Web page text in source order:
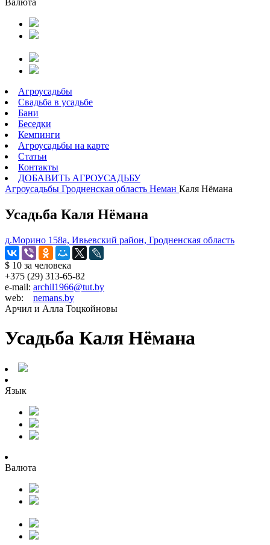
Валюта
Агроусадьбы
Свадьба в усадьбе
Бани
Беседки
Кемпинги
Агроусадьбы на карте
Статьи
Контакты
ДОБАВИТЬ АГРОУСАДЬБУ
Агроусадьбы Гродненская область Неман Каля Нёмана
Усадьба Каля Нёмана
д.Морино 158а, Ивьевский район, Гродненская область
$ 10 за человека
+375 (29) 313-65-82
e-mail: archil1966@tut.by
web: nemans.by
Арчил и Алла Тоцкойновы
Усадьба Каля Нёмана
Язык
Валюта